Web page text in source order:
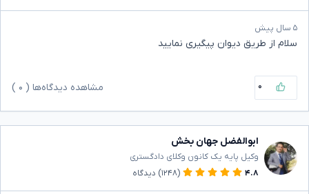
۵ سال پیش
سلام از طریق دیوان پیگیری نمایید
۰ مشاهده دیدگاه‌ها ( ۰
ابوالفضل جهان بخش
وکیل پایه یک کانون وکلای دادگستری
۴.۸
(۱۲۴۸) دیدگاه